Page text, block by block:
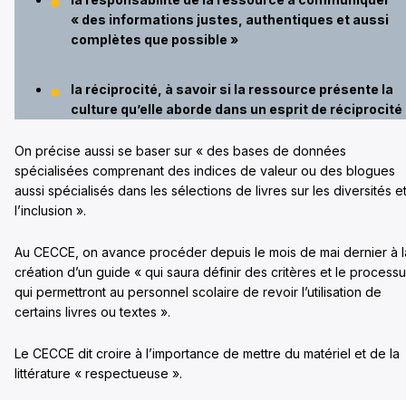
« des informations justes, authentiques et aussi
complètes que possible »
la réciprocité, à savoir si la ressource présente la
culture qu’elle aborde dans un esprit de réciprocité
On précise aussi se baser sur « des bases de données
spécialisées comprenant des indices de valeur ou des blogues
aussi spécialisés dans les sélections de livres sur les diversités et
l’inclusion ».
Au CECCE, on avance procéder depuis le mois de mai dernier à
création d’un guide « qui saura définir des critères et le
qui permettront au personnel scolaire de revoir l’utilisation de
certains livres ou textes ».
Le CECCE dit croire à l’importance de mettre du matériel et de la
littérature « respectueuse ».